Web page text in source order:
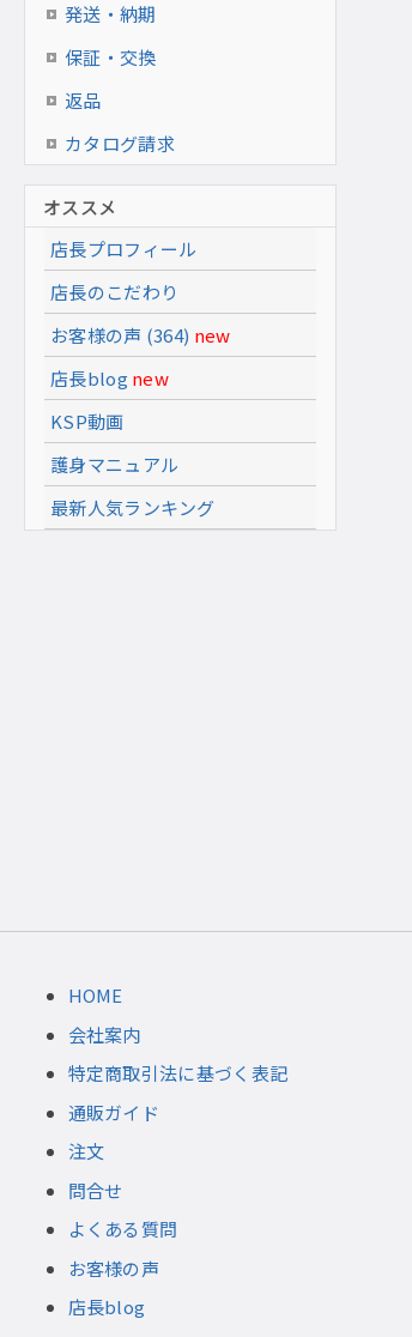
発送・納期
保証・交換
返品
カタログ請求
オススメ
店長プロフィール
店長のこだわり
お客様の声 (364) new
店長blog new
KSP動画
護身マニュアル
最新人気ランキング
HOME
会社案内
特定商取引法に基づく表記
通販ガイド
注文
問合せ
よくある質問
お客様の声
店長blog